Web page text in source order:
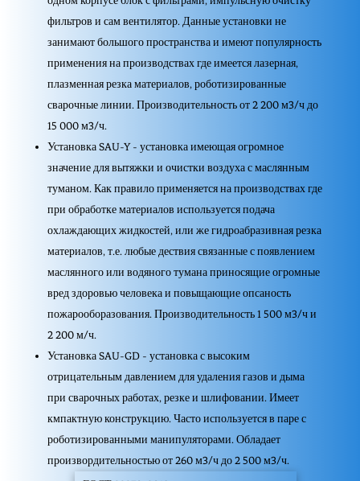
фильтров и сам вентилятор. Данные установки не
занимают большого пространства и имеют популярность
применения на производствах где имеется лазерная,
плазменная резка материалов, роботизированные
сварочные линии. Производительность от 2 200 м3/ч до
15 000 м3/ч.
Установка SAU-Y - установка имеющая огромное
значение для вытяжки и очистки воздуха с маслянным
туманом. Как правило применяется на производствах где
при обработке материалов используется подача
охлаждающих жидкостей, или же гидроабразивная резка
материалов, т.е. любые дествия связанные с появлением
маслянного или водяного тумана приносящие огромные
вред здоровью человека и повыщающие опсаность
пожарооборазования. Производительность 1 500 м3/ч и
2 200 м/ч.
Установка SAU-GD - установка с высоким
отрицательным давлением для удаления газов и дыма
при сварочных работах, резке и шлифовании. Имеет
кмпактную конструкцию. Часто используется в паре с
роботизированными манипуляторами. Обладает
произвордительностью от 260 м3/ч до 2 500 м3/ч.